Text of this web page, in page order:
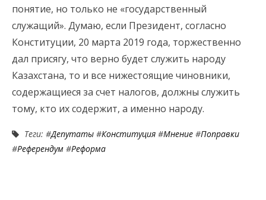
понятие, но только не «государственный
служащий». Думаю, если Президент, согласно
Конституции, 20 марта 2019 года, торжественно
дал присягу, что верно будет служить народу
Казахстана, то и все нижестоящие чиновники,
содержащиеся за счет налогов, должны служить
тому, кто их содержит, а именно народу.
Теги: #Депутаты #Конституция #Мнение #Поправки
#Референдум #Реформа